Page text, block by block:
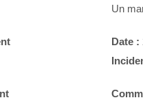
Un
Date :